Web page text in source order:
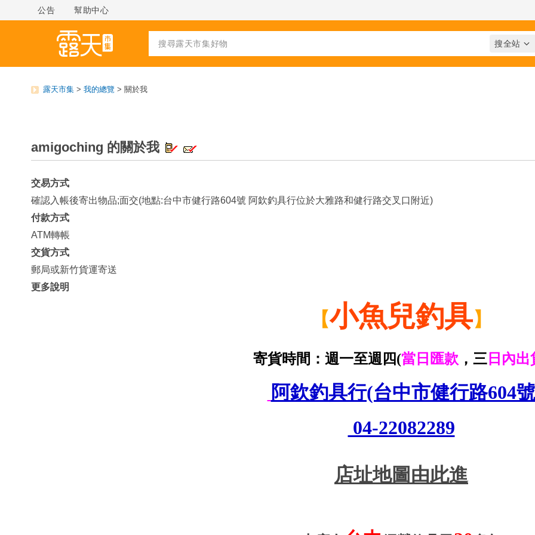
公告 幫助中心
露天市集 > 我的總覽 > 關於我
amigoching 的關於我
交易方式
確認入帳後寄出物品;面交(地點:台中市健行路604號 阿欽釣具行位於大雅路和健行路交叉口附近)
付款方式
ATM轉帳
交貨方式
郵局或新竹貨運寄送
更多說明
【小魚兒釣具】
寄貨時間：週一至週四(當日匯款 ，三 日內出
阿欽釣具行(台中市健行路604號
04-22082289
店址地圖由此進